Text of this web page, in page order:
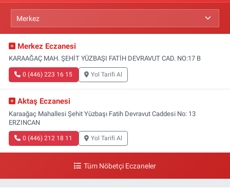
Merkez Eczanesi
KARAAĞAÇ MAH. ŞEHİT YÜZBAŞI FATİH DEVRAVUT CAD. NO:17 B
0 (446) 223 16 15 Yol Tarifi Al
Aktaş Eczanesi
Karaağaç Mahallesi Şehit Yüzbaşı Fatih Devravut Caddesi No: 13
ERZINCAN
0 (446) 212 18 11 Yol Tarifi Al
Tüm Nöbetçi Eczaneler